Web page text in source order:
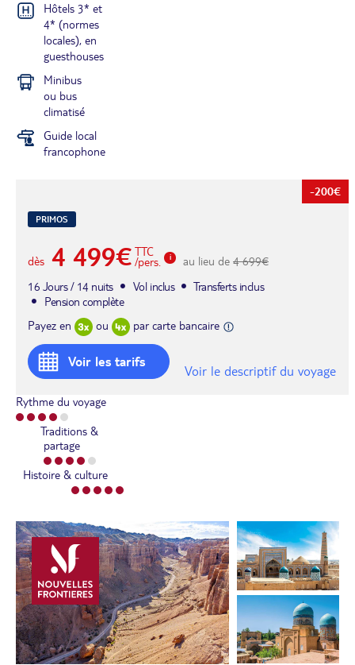
Hôtels 3* et
4* (normes
locales), en
guesthouses
Minibus
ou bus
climatisé
Guide local
francophone
-200€
PRIMOS
dès 4 499€ TTC
/pers. au lieu de 4 699€
16 Jours / 14 nuits
Vol inclus
Transferts inclus
Pension complète
Payez en
ou par carte bancaire
Voir les tarifs
Voir le descriptif du voyage
Rythme du voyage
Traditions &
partage
Histoire & culture